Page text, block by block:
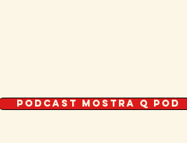
Podcast Mostra Q Pod